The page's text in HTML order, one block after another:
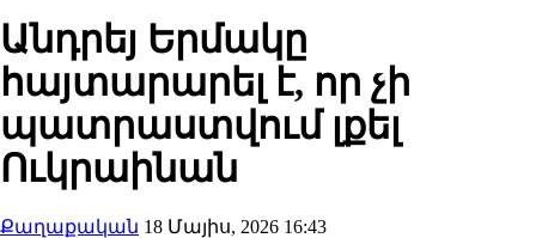
Անդրեյ Երմակը
հայտարարել է, որ չի
պատրաստվում լքել
Ուկրաինան
Քաղաքական 18 Մայիս, 2026 16:43